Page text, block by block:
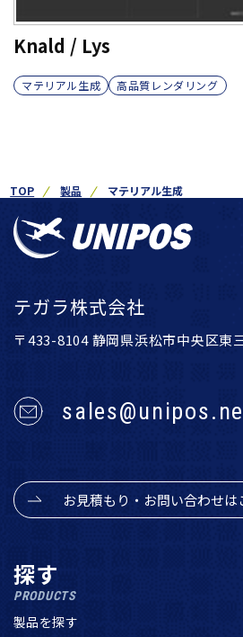
Knald / Lys
マテリアル生成 高品質レンダリング
TOP 製品 マテリアル生成
テガラ株式会社
〒433-8104 静岡県浜松市中央区東
お見積もり・お問い合わせは
探す
PRODUCTS
製品を探す